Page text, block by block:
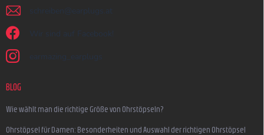
schreiben @ earplugs.at
Wir sind auf Facebook!
earmazing_earplugs
BLOG
Wie wählt man die richtige Größe von Ohrstöpseln?
Ohrstöpsel für Damen: Besonderheiten und Auswahl der richtigen Ohrstöpsel